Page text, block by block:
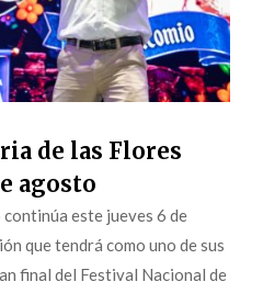
de las Flores
agosto
este jueves 6 de
que tendrá como uno de sus
final del Festival Nacional de